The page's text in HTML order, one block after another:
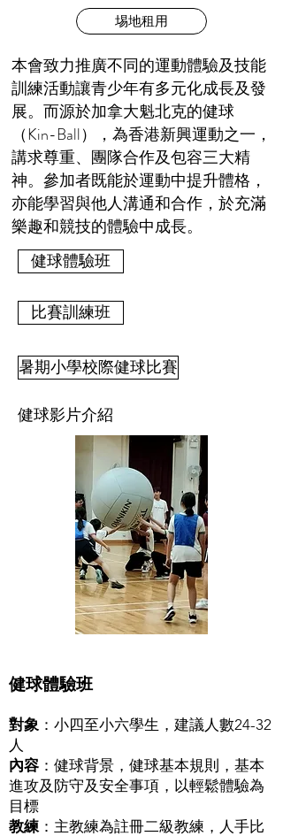
埸地租用
本會致力推廣不同的運動體驗及技能
訓練活動讓青少年有多元化成長及發
展。而源於加拿大魁北克的健球
（Kin-Ball），為香港新興運動之一，
講求尊重、團隊合作及包容三大精
神。參加者既能於運動中提升體格，
亦能學習與他人溝通和合作，於充滿
樂趣和競技的體驗中成長。
健球體驗班
比賽訓練班
暑期小學校際健球比賽
​健球影片介紹
健球體驗班
對象 ：小四至小六學生，建議人數24-32
人
內容 ：健球背景，健球基本規則，基本
進攻及防守及安全事項，以輕鬆體驗為
目標
教練：主教練為註冊二級教練，人手比